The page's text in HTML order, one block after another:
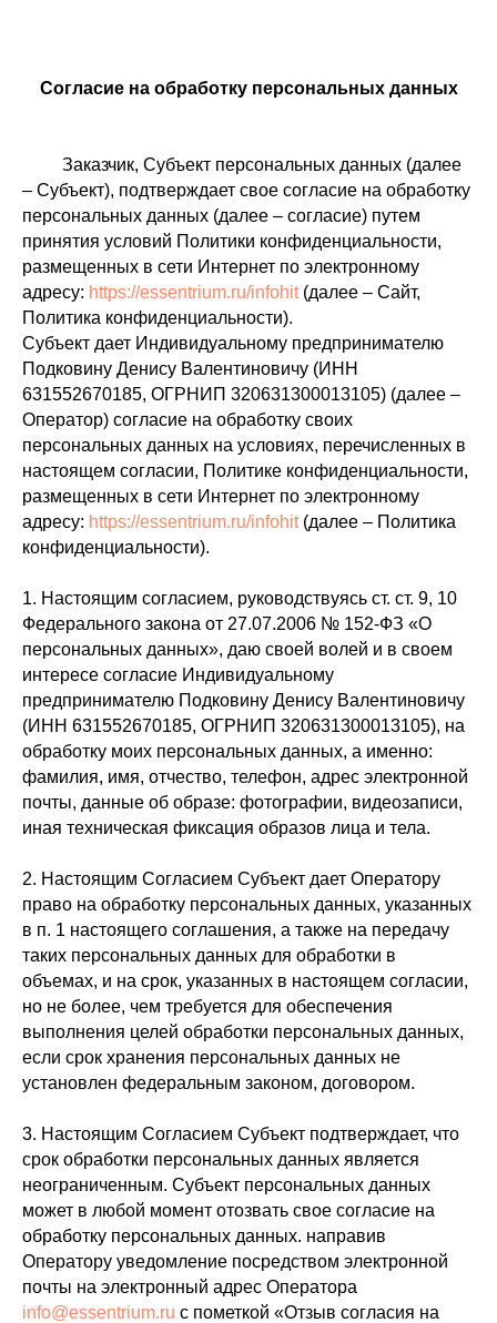
Согласие на обработку персональных данных
Заказчик, Субъект персональных данных (далее
– Субъект), подтверждает свое согласие на обработку
персональных данных (далее – согласие) путем
принятия условий Политики конфиденциальности,
размещенных в сети Интернет по электронному
адресу: https://essentrium.ru/infohit(далее – Сайт,
Политика конфиденциальности).
Субъект дает Индивидуальному предпринимателю
Подковину Денису Валентиновичу (ИНН
631552670185, ОГРНИП 320631300013105) (далее –
Оператор) согласие на обработку своих
персональных данных на условиях, перечисленных в
настоящем согласии, Политике конфиденциальности,
размещенных в сети Интернет по электронному
адресу: https://essentrium.ru/infohit(далее – Политика
конфиденциальности).
1. Настоящим согласием, руководствуясь ст. ст. 9, 10
Федерального закона от 27.07.2006 № 152-ФЗ «О
персональных данных», даю своей волей и в своем
интересе согласие Индивидуальному
предпринимателю Подковину Денису Валентиновичу
(ИНН 631552670185, ОГРНИП 320631300013105), на
обработку моих персональных данных, а именно:
фамилия, имя, отчество, телефон, адрес электронной
почты, данные об образе: фотографии, видеозаписи,
иная техническая фиксация образов лица и тела.
2. Настоящим Согласием Субъект дает Оператору
право на обработку персональных данных, указанных
в п. 1 настоящего соглашения, а также на передачу
таких персональных данных для обработки в
объемах, и на срок, указанных в настоящем согласии,
но не более, чем требуется для обеспечения
выполнения целей обработки персональных данных,
если срок хранения персональных данных не
установлен федеральным законом, договором.
3. Настоящим Согласием Субъект подтверждает, что
срок обработки персональных данных является
неограниченным. Субъект персональных данных
может в любой момент отозвать свое согласие на
обработку персональных данных. направив
Оператору уведомление посредством электронной
почты на электронный адрес Оператора
info@essentrium.ru с пометкой «Отзыв согласия на